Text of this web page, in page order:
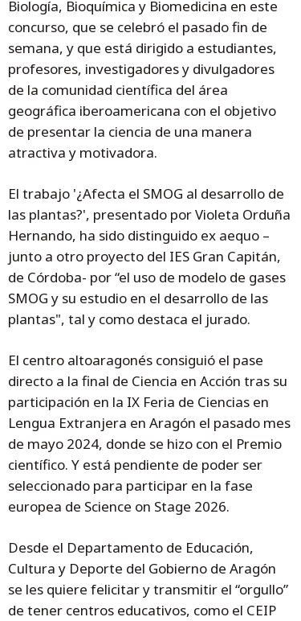
Biología, Bioquímica y Biomedicina en este
concurso, que se celebró el pasado fin de
semana, y que está dirigido a estudiantes,
profesores, investigadores y divulgadores
de la comunidad científica del área
geográfica iberoamericana con el objetivo
de presentar la ciencia de una manera
atractiva y motivadora.
El trabajo '¿Afecta el SMOG al desarrollo de
las plantas?', presentado por Violeta Orduña
Hernando, ha sido distinguido ex aequo –
junto a otro proyecto del IES Gran Capitán,
de Córdoba- por “el uso de modelo de gases
SMOG y su estudio en el desarrollo de las
plantas", tal y como destaca el jurado.
El centro altoaragonés consiguió el pase
directo a la final de Ciencia en Acción tras su
participación en la IX Feria de Ciencias en
Lengua Extranjera en Aragón el pasado mes
de mayo 2024, donde se hizo con el Premio
científico. Y está pendiente de poder ser
seleccionado para participar en la fase
europea de Science on Stage 2026.
Desde el Departamento de Educación,
Cultura y Deporte del Gobierno de Aragón
se les quiere felicitar y transmitir el “orgullo”
de tener centros educativos, como el CEIP